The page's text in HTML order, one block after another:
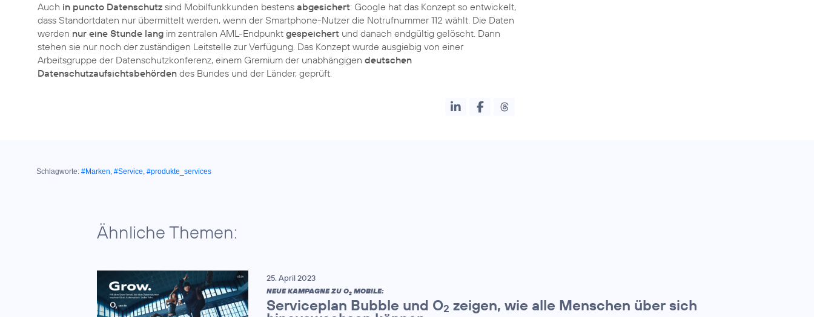
Auch in puncto Datenschutz sind Mobilfunkkunden bestens abgesichert: Google hat das Konzept so entwickelt,
dass Standortdaten nur übermittelt werden, wenn der Smartphone-Nutzer die Notrufnummer 112 wählt. Die Daten
werden nur eine Stunde lang im zentralen AML-Endpunkt gespeichert und danach endgültig gelöscht. Dann
stehen sie nur noch der zuständigen Leitstelle zur Verfügung. Das Konzept wurde ausgiebig von einer
Arbeitsgruppe der Datenschutzkonferenz, einem Gremium der unabhängigen deutschen
Datenschutzaufsichtsbehörden des Bundes und der Länder, geprüft.
Schlagworte: #Marken, #Service, #produkte_services
Ähnliche Themen:
25. April 2023
NEUE KAMPAGNE ZU O2 MOBILE:
Serviceplan Bubble und O2 zeigen, wie alle Menschen über sich